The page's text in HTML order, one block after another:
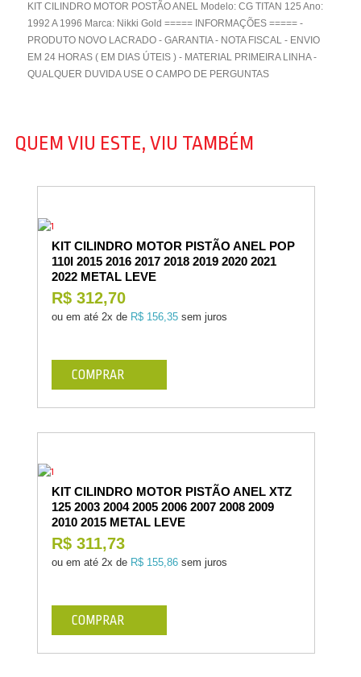
KIT CILINDRO MOTOR POSTÃO ANEL Modelo: CG TITAN 125 Ano:
1992 A 1996 Marca: Nikki Gold ===== INFORMAÇÕES ===== -
PRODUTO NOVO LACRADO - GARANTIA - NOTA FISCAL - ENVIO
EM 24 HORAS ( EM DIAS ÚTEIS ) - MATERIAL PRIMEIRA LINHA -
QUALQUER DUVIDA USE O CAMPO DE PERGUNTAS
QUEM VIU ESTE, VIU TAMBÉM
KIT CILINDRO MOTOR PISTÃO ANEL POP
110I 2015 2016 2017 2018 2019 2020 2021
2022 METAL LEVE
R$ 312,70
ou em até 2x de R$ 156,35 sem juros
COMPRAR
KIT CILINDRO MOTOR PISTÃO ANEL XTZ
125 2003 2004 2005 2006 2007 2008 2009
2010 2015 METAL LEVE
R$ 311,73
ou em até 2x de R$ 155,86 sem juros
COMPRAR